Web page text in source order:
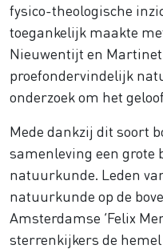
fysico-theologische
toegankelijk maakte
Nieuwentijt en
proefondervindelijk
onderzoek om het
Mede dankzij dit soort
samenleving een grote
natuurkunde. Leden
natuurkunde op de
Amsterdamse ‘Felix
sterrenkijkers de